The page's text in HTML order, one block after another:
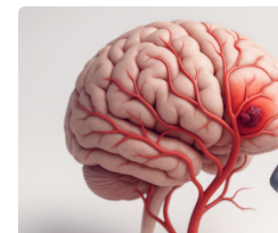
Woche vom Haushaltsausschuss
anderem zur Unterstützung der
Industrieforschungsprogramme
Gemeinschaftsforschung (IGF),
Innovationsprogramm Mittelstand
Innovationskompetenz INNO-KOM.
Innovationstag Mittelstand 2025 am 5.
Berlin überbrachte das
Wirtschaft und Energie eine gute
Überplanmäßige